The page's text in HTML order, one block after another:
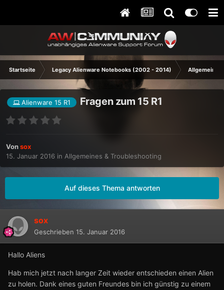
Startseite Legacy Alienware Notebooks (2002 - 2014) Allgemeines
Alienware 15 R1 Fragen zum 15 R1
Vonsox
15. Januar 2016 in Allgemeines & Troubleshooting
Auf dieses Thema antworten
sox
Geschrieben 15. Januar 2016
Hallo Aliens
Hab mich jetzt nach langer Zeit wieder entschieden einen Alien
zu holen. Dank eines guten Freundes bin ich günstig zu einem